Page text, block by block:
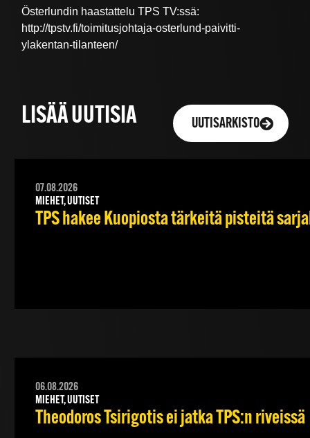
Österlundin haastattelu TPS TV:ssä:
http://tpstv.fi/toimitusjohtaja-osterlund-paivitti-
ylakentan-tilanteen/
LISÄÄ UUTISIA UUTISARKISTO
07.08.2026
MIEHET, UUTISET
TPS hakee Kuopiosta tärkeitä pisteitä
06.08.2026
MIEHET, UUTISET
Theodoros Tsirigotis ei jatka TPS:n riveissä